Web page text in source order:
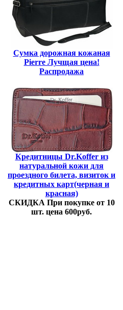
Сумка дорожная кожаная
Pierre Лучщая цена!
Распродажа
Кредитницы Dr.Koffer из
натуральной кожи для
проездного билета, визиток и
кредитных карт(черная и
красная)
СКИДКА При покупке от 10
шт. цена 600руб.